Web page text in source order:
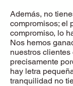
Además, no
compromisos; el
compromiso, lo
Nos hemos
nuestros clientes
precisamente
hay letra
tranquilidad no